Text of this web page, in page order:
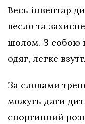
Весь інвентар
весло та
шолом. З собою
одяг, легке
За словами
можуть дати
спортивний